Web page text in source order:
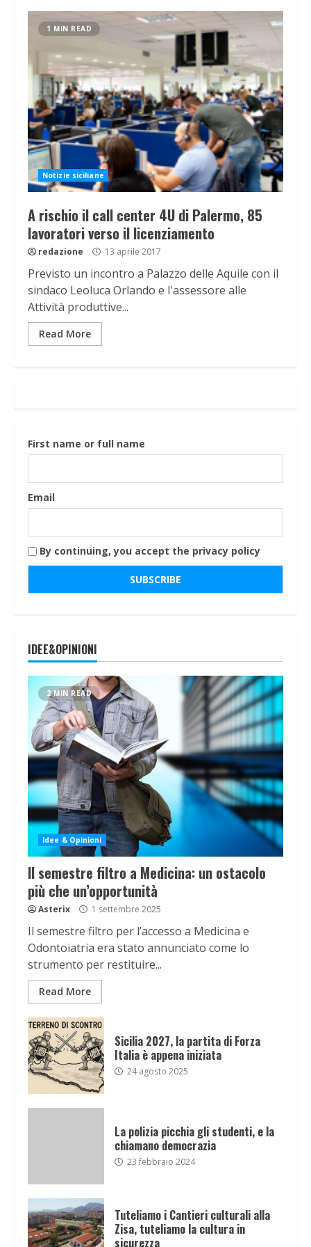
1 MIN READ
Notizie siciliane
A rischio il call center 4U di Palermo, 85
lavoratori verso il licenziamento
redazione 13 aprile 2017
Previsto un incontro a Palazzo delle Aquile con il
sindaco Leoluca Orlando e l'assessore alle
Attività produttive...
Read More
First name or full name
Email
By continuing, you accept the privacy policy
IDEE&OPINIONI
2 MIN READ
Idee & Opinioni
Il semestre filtro a Medicina: un ostacolo
più che un’opportunità
Asterix 1 settembre 2025
Il semestre filtro per l’accesso a Medicina e
Odontoiatria era stato annunciato come lo
strumento per restituire...
Read More
Sicilia 2027, la partita di Forza
Italia è appena iniziata
24 agosto 2025
La polizia picchia gli studenti, e la
chiamano democrazia
23 febbraio 2024
Tuteliamo i Cantieri culturali alla
Zisa, tuteliamo la cultura in
sicurezza